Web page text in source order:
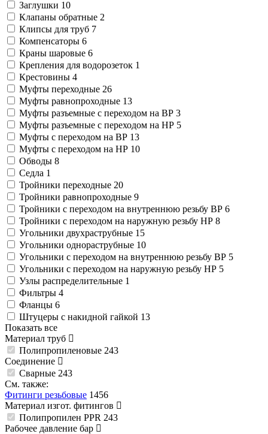
Заглушки 10
Клапаны обратные 2
Клипсы для труб 7
Компенсаторы 6
Краны шаровые 6
Крепления для водорозеток 1
Крестовины 4
Муфты переходные 26
Муфты равнопроходные 13
Муфты разъемные с переходом на ВР 3
Муфты разъемные с переходом на НР 5
Муфты с переходом на ВР 13
Муфты с переходом на НР 10
Обводы 8
Седла 1
Тройники переходные 20
Тройники равнопроходные 9
Тройники с переходом на внутреннюю резьбу ВР 6
Тройники с переходом на наружную резьбу НР 8
Угольники двухраструбные 15
Угольники однораструбные 10
Угольники с переходом на внутреннюю резьбу ВР 5
Угольники с переходом на наружную резьбу НР 5
Узлы распределительные 1
Фильтры 4
Фланцы 6
Штуцеры с накидной гайкой 13
Показать все
Материал труб
Полипропиленовые 243
Соединение
Сварные 243
См. также:
Фитинги резьбовые 1456
Материал изгот. фитингов
Полипропилен PPR 243
Рабочее давление бар